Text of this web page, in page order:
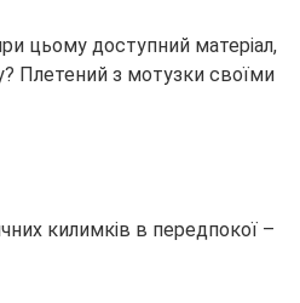
цьому доступний матеріал,
Плетений з мотузки своїми
килимків в передпокої –